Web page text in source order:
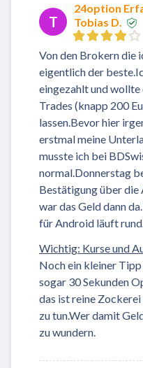
T
24option
Tobias D.
Von den Brokern die
eigentlich der
eingezahlt und wollte
Trades (knapp 200
lassen.Bevor hier
erstmal meine
musste ich bei
normal.Donnerstag
Bestätigung über die
war das Geld dann
für Android läuft rund.
Wichtig: Kurse und
Noch ein kleiner
sogar 30 Sekunden
das ist reine
zu tun.Wer damit
zu wundern.